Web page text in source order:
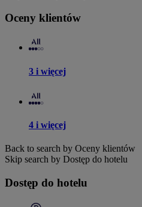
Oceny klientów
3 i więcej
4 i więcej
Back to search by Oceny klientów
Skip search by Dostęp do hotelu
Dostęp do hotelu